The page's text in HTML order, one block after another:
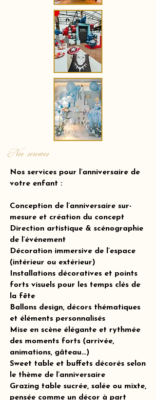
Nos services
Nos services pour l’anniversaire de
votre enfant :
Conception de l’anniversaire sur-
mesure et création du concept
Direction artistique & scénographie
de l’événement
Décoration immersive de l’espace
(intérieur ou extérieur)
Installations décoratives et points
forts visuels pour les temps clés de
la fête
Ballons design, décors thématiques
et éléments personnalisés
Mise en scène élégante et rythmée
des moments forts (arrivée,
animations, gâteau…)
Sweet table et buffets décorés selon
le thème de l’anniversaire
Grazing table sucrée, salée ou mixte,
pensée comme un décor à part